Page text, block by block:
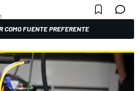
COMO FUENTE PREFERENTE